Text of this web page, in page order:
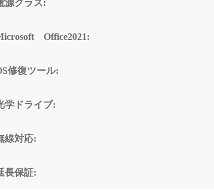
源クラス:
Office2021:
修復ツール:
学ドライブ:
線対応:
長保証: